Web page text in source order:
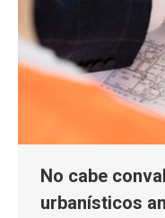
No cabe
urbanísticos